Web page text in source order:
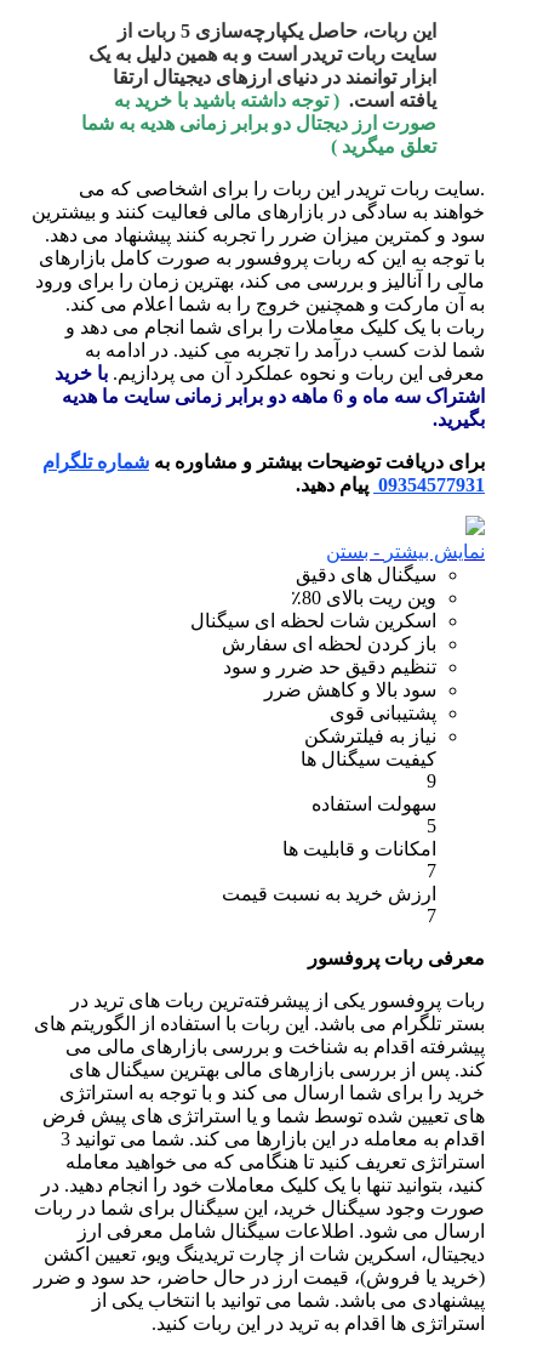
این ربات، حاصل یکپارچه‌سازی 5 ربات از
سایت ربات تریدر است و به همین دلیل به یک
ابزار توانمند در دنیای ارزهای دیجیتال ارتقا
یافته است. ( توجه داشته باشید با خرید به
صورت ارز دیجتال دو برابر زمانی هدیه به شما
تعلق میگرید )
.سایت ربات تریدر این ربات را برای اشخاصی که می
خواهند به سادگی در بازارهای مالی فعالیت کنند و بیشترین
سود و کمترین میزان ضرر را تجربه کنند پیشنهاد می دهد.
با توجه به این که ربات پروفسور به صورت کامل بازارهای
مالی را آنالیز و بررسی می کند، بهترین زمان را برای ورود
به آن مارکت و همچنین خروج را به شما اعلام می کند.
ربات با یک کلیک معاملات را برای شما انجام می دهد و
شما لذت کسب درآمد را تجربه می کنید. در ادامه به
معرفی این ربات و نحوه عملکرد آن می پردازیم. با خرید
اشتراک سه ماه و 6 ماهه دو برابر زمانی سایت ما هدیه
بگیرید.
برای دریافت توضیحات بیشتر و مشاوره به شماره تلگرام
09354577931 پیام دهید.
نمایش بیشتر - بستن
سیگنال های دقیق
وین ریت بالای 80٪
اسکرین شات لحظه ای سیگنال
باز کردن لحظه ای سفارش
تنظیم دقیق حد ضرر و سود
سود بالا و کاهش ضرر
پشتیبانی قوی
نیاز به فیلترشکن
کیفیت سیگنال ها
9
سهولت استفاده
5
امکانات و قابلیت ها
7
ارزش خرید به نسبت قیمت
7
معرفی ربات پروفسور
ربات پروفسور یکی از پیشرفته‌ترین ربات های ترید در
بستر تلگرام می باشد. این ربات با استفاده از الگوریتم های
پیشرفته اقدام به شناخت و بررسی بازارهای مالی می
کند. پس از بررسی بازارهای مالی بهترین سیگنال های
خرید را برای شما ارسال می کند و با توجه به استراتژی
های تعیین شده توسط شما و یا استراتژی های پیش فرض
اقدام به معامله در این بازارها می کند. شما می توانید 3
استراتژی تعریف کنید تا هنگامی که می خواهید معامله
کنید، بتوانید تنها با یک کلیک معاملات خود را انجام دهید. در
صورت وجود سیگنال خرید، این سیگنال برای شما در ربات
ارسال می شود. اطلاعات سیگنال شامل معرفی ارز
دیجیتال، اسکرین شات از چارت تریدینگ ویو، تعیین اکشن
(خرید یا فروش)، قیمت ارز در حال حاضر، حد سود و ضرر
پیشنهادی می باشد. شما می توانید با انتخاب یکی از
استراتژی ها اقدام به ترید در این ربات کنید.